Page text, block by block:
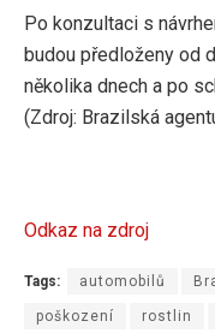
Po konzultaci s
budou předloženy od
několika dnech a po
(Zdroj: Brazilská
Odkaz na zdroj
Tags: automobilů
poškození rostlin